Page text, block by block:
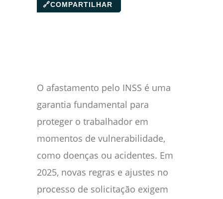
🔗COMPARTILHAR
O afastamento pelo INSS é uma
garantia fundamental para
proteger o trabalhador em
momentos de vulnerabilidade,
como doenças ou acidentes. Em
2025, novas regras e ajustes no
processo de solicitação exigem